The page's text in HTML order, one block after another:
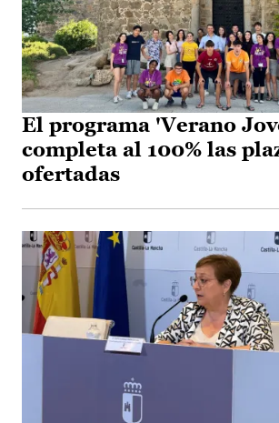
El programa 'Verano
completa al 100% las
ofertadas